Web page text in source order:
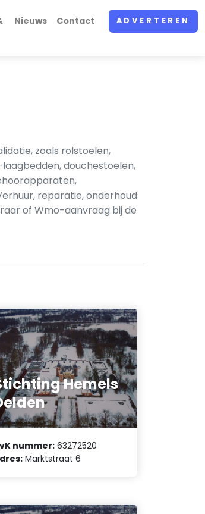
Nieuws Contact ADVERTEREN
zoals rolstoelen,
douchestoelen,
reparatie, onderhoud
of Wmo-aanvraag bij de
Hemels
nummer:63272520
Marktstraat 6